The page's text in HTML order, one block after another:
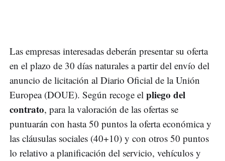
Las empresas interesadas deberán presentar su oferta
en el plazo de 30 días naturales a partir del envío del
anuncio de licitación al Diario Oficial de la Unión
Europea (DOUE). Según recoge el pliego del
contrato, para la valoración de las ofertas se
puntuarán con hasta 50 puntos la oferta económica y
las cláusulas sociales (40+10) y con otros 50 puntos
lo relativo a planificación del servicio, vehículos y